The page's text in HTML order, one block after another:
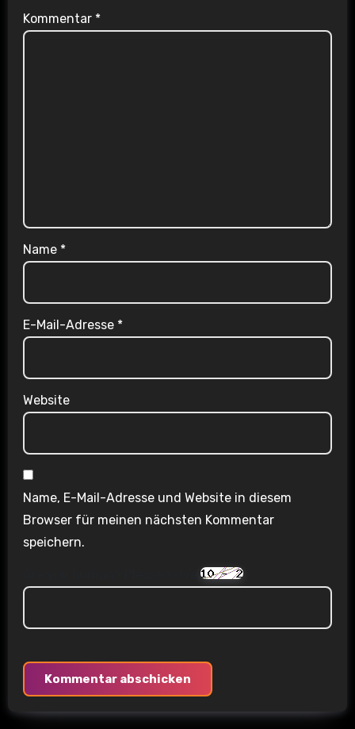
Kommentar *
Name *
E-Mail-Adresse *
Website
Name, E-Mail-Adresse und Website in diesem
Browser für meinen nächsten Kommentar
speichern.
Are you human? Please solve: